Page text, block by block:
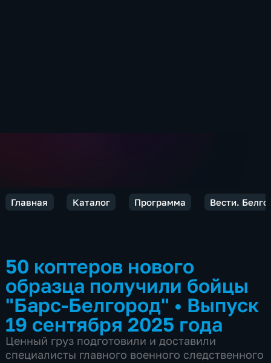
Главная Каталог Программа Вести.
50 коптеров нового
образца получили бойцы
"Барс-Белгород" • Выпуск
19 сентября 2025 года
Ценный груз подготовили и доставили
специалисты главного военного следственного